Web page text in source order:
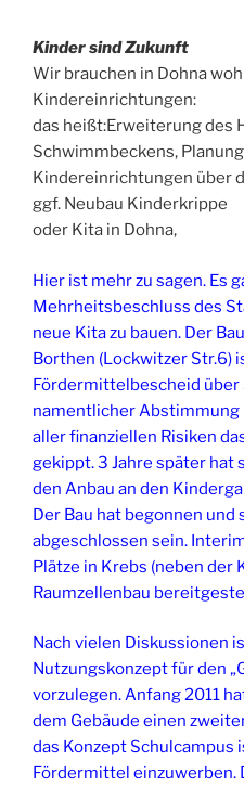
Kinder sind Zukunft
Wir brauchen in Dohna
Kindereinrichtungen:
das heißt:Erweiterung des
Schwimmbeckens,
Kindereinrichtungen über
ggf. Neubau Kinderkrippe
oder Kita in Dohna,
Hier ist mehr zu sagen. Es
Mehrheitsbeschluss des
neue Kita zu bauen. Der
Borthen (Lockwitzer Str.6)
Fördermittelbescheid über
namentlicher Abstimmung
aller finanziellen Risiken
gekippt. 3 Jahre später hat
den Anbau an den
Der Bau hat begonnen und
abgeschlossen sein.
Plätze in Krebs (neben der
Raumzellenbau
Nach vielen Diskussionen
Nutzungskonzept für den
vorzulegen. Anfang 2011
dem Gebäude einen
das Konzept Schulcampus
Fördermittel einzuwerben.